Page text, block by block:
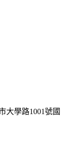
大學路1001號國